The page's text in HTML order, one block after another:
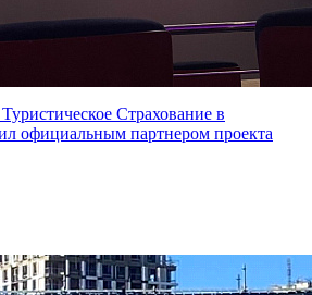
Страхование в
официальным партнером проекта